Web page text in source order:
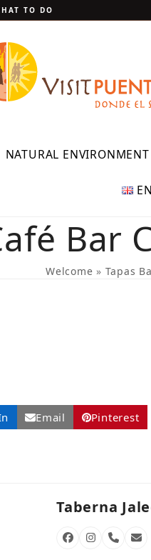
TO DO
NATURAL ENVIRONMENT
Bar
Welcome » Tapas
Email Pinterest
Taberna
FacebookInstagram
Phone